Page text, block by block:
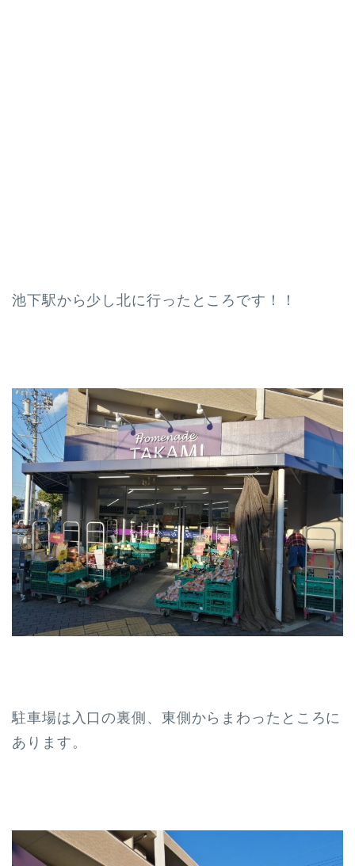
池下駅から少し北に行ったところです！！
駐車場は入口の裏側、東側からまわったところに
あります。